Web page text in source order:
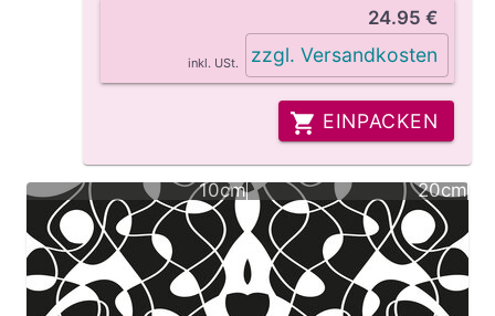
24.95 €
inkl. USt. zzgl. Versandkosten
EINPACKEN
10cm 20cm